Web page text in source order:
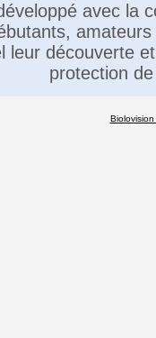
avec la
leur découverte
protection
Biolovision